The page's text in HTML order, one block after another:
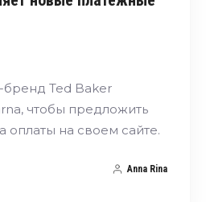
бренд Ted Baker
чтобы предложить
оплаты на своем сайте.
Anna Rina